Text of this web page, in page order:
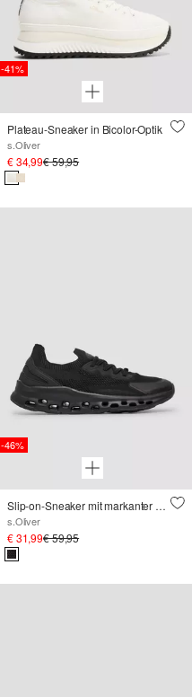
-41%
Plateau-Sneaker in Bicolor-Optik
s.Oliver
€ 34,99€ 59,95
-46%
Slip-on-Sneaker mit markanter Sohle
s.Oliver
€ 31,99€ 59,95